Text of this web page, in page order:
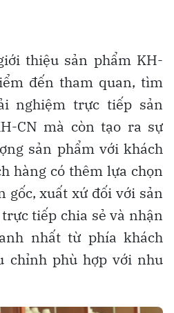
thiệu sản phẩm KH-
đến tham quan, tìm
nghiệm trực tiếp sản
CN mà còn tạo ra sự
sản phẩm với khách
hàng có thêm lựa chọn
gốc, xuất xứ đối với sản
tiếp chia sẻ và nhận
nhất từ phía khách
chỉnh phù hợp với nhu